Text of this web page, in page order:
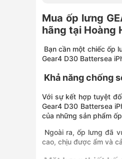
Mua ốp lưng
hãng tại Hoàng
Bạn cần một chiếc ốp
Gear4 D30 Battersea
Khả năng chống
Với sự kết hợp tuyệt
Gear4 D30 Battersea
của những sản phẩm
Ngoài ra, ốp lưng đã
cao, chịu được ẩm và